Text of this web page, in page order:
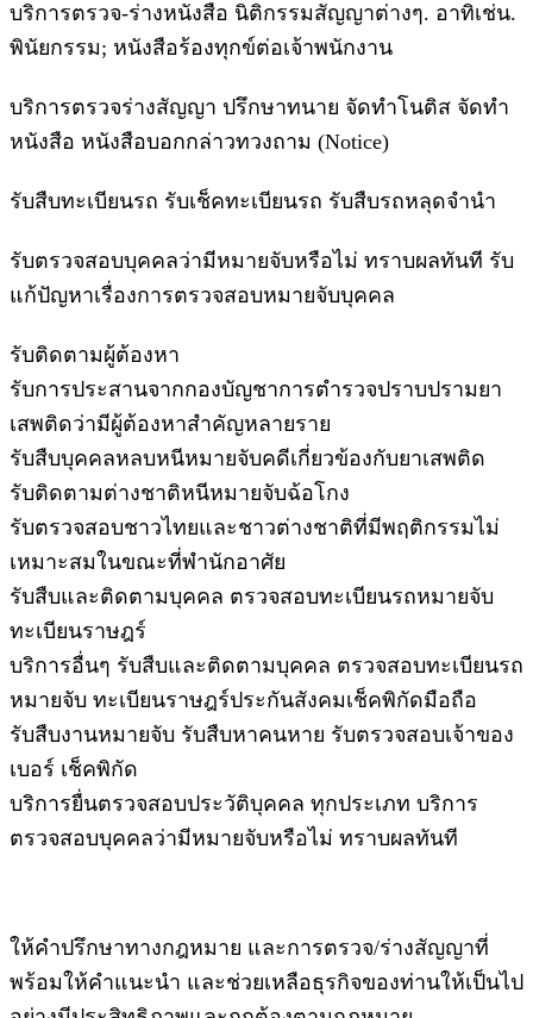
บริการตรวจ-ร่างหนังสือ นิติกรรมสัญญาต่างๆ. อาทิเช่น.
พินัยกรรม; หนังสือร้องทุกข์ต่อเจ้าพนักงาน
บริการตรวจร่างสัญญา ปรึกษาทนาย จัดทำโนติส จัดทำ
หนังสือ หนังสือบอกกล่าวทวงถาม (Notice)
รับสืบทะเบียนรถ รับเช็คทะเบียนรถ รับสืบรถหลุดจำนำ
รับตรวจสอบบุคคลว่ามีหมายจับหรือไม่ ทราบผลทันที รับ
แก้ปัญหาเรื่องการตรวจสอบหมายจับบุคคล
รับติดตามผู้ต้องหา
รับการประสานจากกองบัญชาการตำรวจปราบปรามยา
เสพติดว่ามีผู้ต้องหาสำคัญหลายราย
รับสืบบุคคลหลบหนีหมายจับคดีเกี่ยวข้องกับยาเสพติด
รับติดตามต่างชาติหนีหมายจับฉ้อโกง
รับตรวจสอบชาวไทยและชาวต่างชาติที่มีพฤติกรรมไม่
เหมาะสมในขณะที่พำนักอาศัย
รับสืบและติดตามบุคคล ตรวจสอบทะเบียนรถหมายจับ
ทะเบียนราษฎร์
บริการอื่นๆ รับสืบและติดตามบุคคล ตรวจสอบทะเบียนรถ
หมายจับ ทะเบียนราษฎร์ประกันสังคมเช็คพิกัดมือถือ
รับสืบงานหมายจับ รับสืบหาคนหาย รับตรวจสอบเจ้าของ
เบอร์ เช็คพิกัด
บริการยื่นตรวจสอบประวัติบุคคล ทุกประเภท บริการ
ตรวจสอบบุคคลว่ามีหมายจับหรือไม่ ทราบผลทันที
ให้คำปรึกษาทางกฎหมาย และการตรวจ/ร่างสัญญาที่
พร้อมให้คำแนะนำ และช่วยเหลือธุรกิจของท่านให้เป็นไป